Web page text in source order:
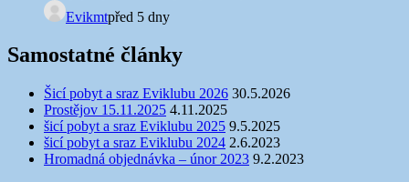
Evikmtpřed 5 dny
Samostatné články
Šicí pobyt a sraz Eviklubu 2026 30.5.2026
Prostějov 15.11.2025 4.11.2025
šicí pobyt a sraz Eviklubu 2025 9.5.2025
šicí pobyt a sraz Eviklubu 2024 2.6.2023
Hromadná objednávka – únor 2023 9.2.2023